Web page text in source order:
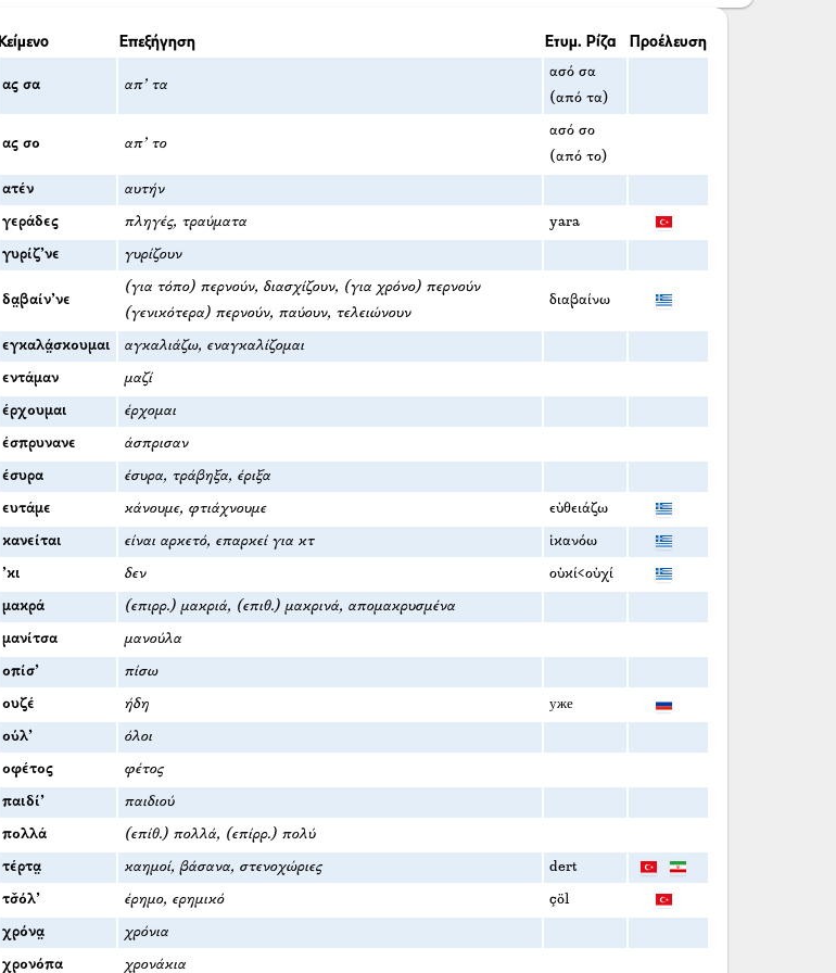
Επεξήγηση Ετυμ. Ρίζα Προέλευση
ας σα απ’ τα
ασό σα
(από τα)
ας σο απ’ το
ασό σο
(από το)
ατέν αυτήν
γεράδες πληγές, τραύματα yara
γυρίζ’νε γυρίζουν
δα̤βαίν’νε
(για τόπο) περνούν, διασχίζουν, (για χρόνο) περνούν
(γενικότερα) περνούν, παύουν, τελειώνουν
διαβαίνω
εγκαλά̤σκουμαι αγκαλιάζω, εναγκαλίζομαι
εντάμαν μαζί
έρχουμαι έρχομαι
έσπρυνανε άσπρισαν
έσυρα έσυρα, τράβηξα, έριξα
ευτάμε κάνουμε, φτιάχνουμε εὐθειάζω
κανείται είναι αρκετό, επαρκεί για κτ ἱκανόω
’κι δεν οὐκί<οὐχί
μακρά (επιρρ.) μακριά, (επιθ.) μακρινά, απομακρυσμένα
μανίτσα μανούλα
οπίσ’ πίσω
ουζέ ήδη уже
ούλ’ όλοι
οφέτος φέτος
παιδί’ παιδιού
πολλά (επίθ.) πολλά, (επίρρ.) πολύ
τέρτα̤ καημοί, βάσανα, στενοχώριες dert
τσ̌όλ’ έρημο, ερημικό çöl
χρόνα̤ χρόνια
χρονόπα χρονάκια